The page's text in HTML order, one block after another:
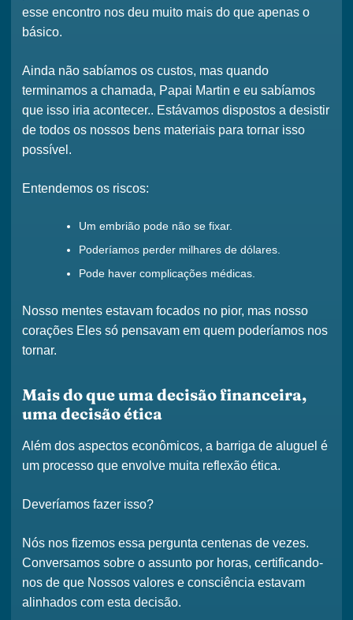
esse encontro nos deu muito mais do que apenas o
básico.
Ainda não sabíamos os custos, mas quando
terminamos a chamada, Papai Martin e eu sabíamos
que isso iria acontecer.. Estávamos dispostos a desistir
de todos os nossos bens materiais para tornar isso
possível.
Entendemos os riscos:
Um embrião pode não se fixar.
Poderíamos perder milhares de dólares.
Pode haver complicações médicas.
Nosso mentes estavam focados no pior, mas nosso
corações Eles só pensavam em quem poderíamos nos
tornar.
Mais do que uma decisão financeira,
uma decisão ética
Além dos aspectos econômicos, a barriga de aluguel é
um processo que envolve muita reflexão ética.
Deveríamos fazer isso?
Nós nos fizemos essa pergunta centenas de vezes.
Conversamos sobre o assunto por horas, certificando-
nos de que Nossos valores e consciência estavam
alinhados com esta decisão.